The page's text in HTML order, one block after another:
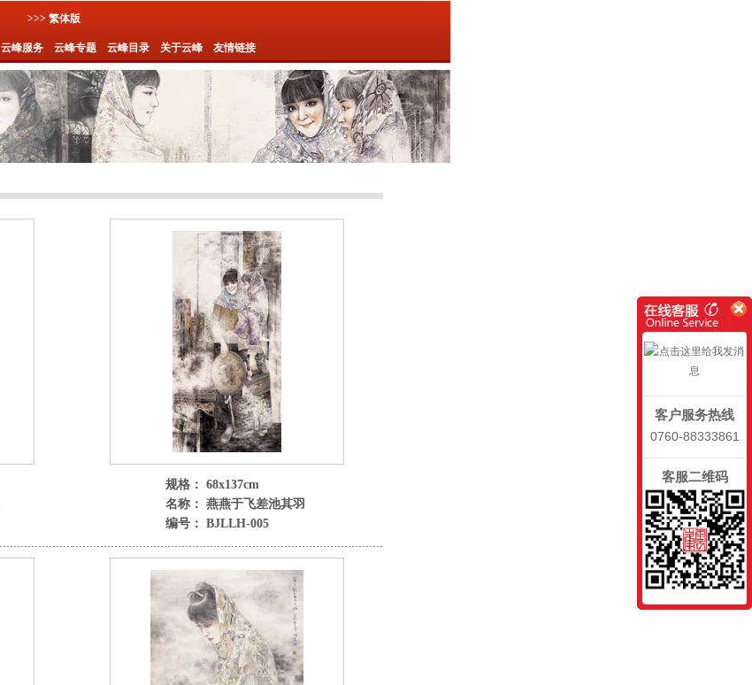
>>> 繁体版
云峰服务 云峰专题 云峰目录 关于云峰 友情链接
规格： 68x137cm
名称： 燕燕于飞差池其羽
编号： BJLLH-005
客户服务热线
0760-88333861
客服二维码